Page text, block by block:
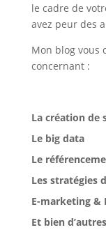
le cadre de
avez peur des
Mon blog vous
concernant :
La création de
Le big data
Le
Les stratégies
E-marketing &
Et bien